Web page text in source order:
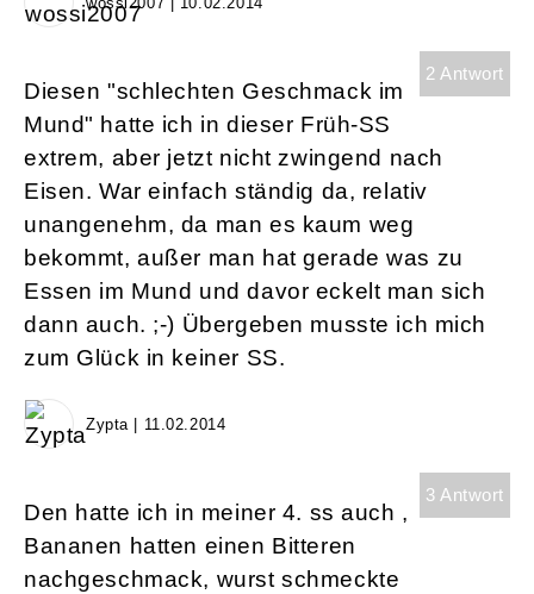
2 Antwort
Diesen "schlechten Geschmack im
Mund" hatte ich in dieser Früh-SS
extrem, aber jetzt nicht zwingend nach
Eisen. War einfach ständig da, relativ
unangenehm, da man es kaum weg
bekommt, außer man hat gerade was zu
Essen im Mund und davor eckelt man sich
dann auch. ;-) Übergeben musste ich mich
zum Glück in keiner SS.
Zypta | 11.02.2014
3 Antwort
Den hatte ich in meiner 4. ss auch ,
Bananen hatten einen Bitteren
nachgeschmack, wurst schmeckte